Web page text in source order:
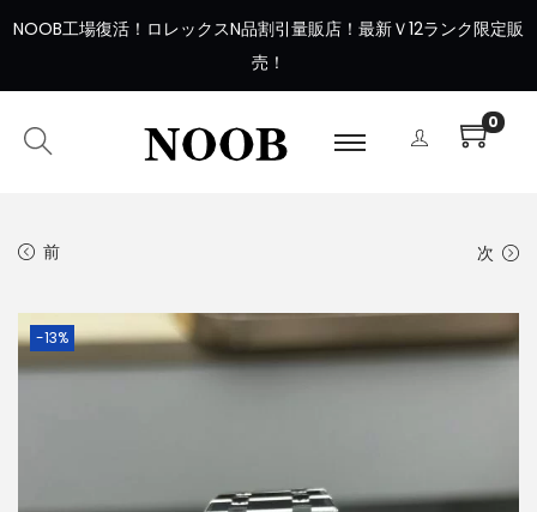
NOOB工場復活 ！ ロレックスN品割引量販店！最新Ｖ12ランク限定販
売！
0
前 次
-13%